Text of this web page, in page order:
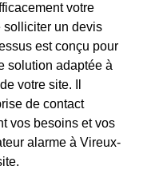
votre
solliciter un devis
est conçu pour
solution adaptée à
votre site. Il
de contact
vos besoins et vos
alarme à Vireux-